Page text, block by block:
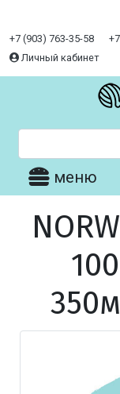
+7 (903) 763-35-58
Личный кабинет
меню